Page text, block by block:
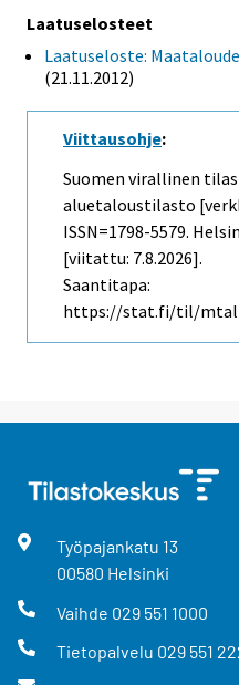
Laatuselosteet
Laatuseloste:
(21.11.2012)
Viittausohje:
Suomen virallinen
aluetaloustilasto
ISSN=1798-5579.
[viitattu: 7.8.2026].
Saantitapa:
https://stat.fi/til/
Työpajankatu 13
00580 Helsinki
Vaihde 029 551 1000
Tietopalvelu 029 551